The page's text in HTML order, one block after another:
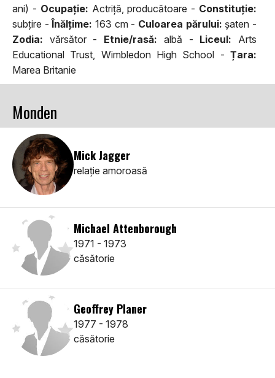
ani) - Ocupaţie: Actriță, producătoare - Constituţie:
subțire -Înălţime: 163 cm - Culoarea părului: șaten -
Zodia: vărsător - Etnie/rasă: albă - Liceul: Arts
Educational Trust, Wimbledon High School - Țara:
Marea Britanie
Monden
Mick Jagger
relaţie amoroasă
Michael Attenborough
1971 - 1973
căsătorie
Geoffrey Planer
1977 - 1978
căsătorie